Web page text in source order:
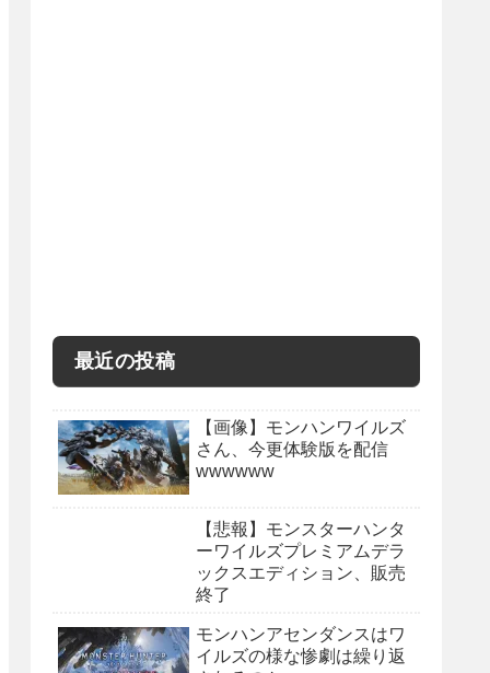
最近の投稿
【画像】モンハンワイルズ
さん、今更体験版を配信
wwwwww
【悲報】モンスターハンタ
ーワイルズプレミアムデラ
ックスエディション、販売
終了
モンハンアセンダンスはワ
イルズの様な惨劇は繰り返